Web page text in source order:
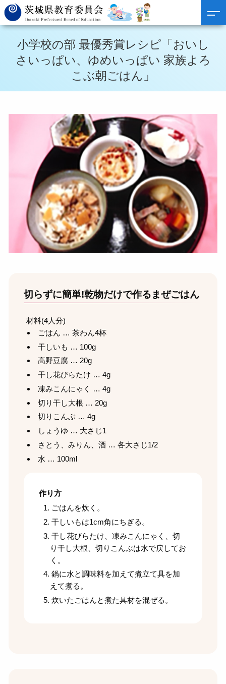
小学校の部 最優秀賞レシピ「おいし
さいっぱい、ゆめいっぱい 家族よろ
こぶ朝ごはん」
切らずに簡単!乾物だけで作るまぜごはん
材料(4人分)
ごはん … 茶わん4杯
干しいも … 100g
高野豆腐 … 20g
干し花びらたけ … 4g
凍みこんにゃく … 4g
切り干し大根 … 20g
切りこんぶ … 4g
しょうゆ … 大さじ1
さとう、みりん、酒 … 各大さじ1/2
水 … 100ml
作り方
ごはんを炊く。
干しいもは1cm角にちぎる。
干し花びらたけ、凍みこんにゃく、切
り干し大根、切りこんぶは水で戻してお
く。
鍋に水と調味料を加えて煮立て具を加
えて煮る。
炊いたごはんと煮た具材を混ぜる。